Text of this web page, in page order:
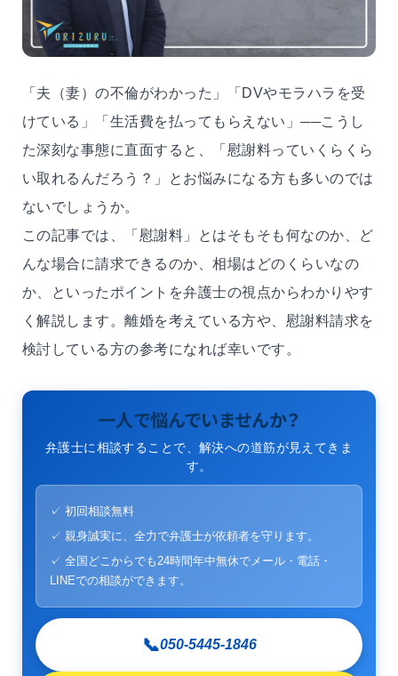
「夫（妻）の不倫がわかった」「DVやモラハラを受
けている」「生活費を払ってもらえない」──こうし
た深刻な事態に直面すると、「慰謝料っていくらくら
い取れるんだろう？」とお悩みになる方も多いのでは
ないでしょうか。
この記事では、「慰謝料」とはそもそも何なのか、ど
んな場合に請求できるのか、相場はどのくらいなの
か、といったポイントを弁護士の視点からわかりやす
く解説します。離婚を考えている方や、慰謝料請求を
検討している方の参考になれば幸いです。
一人で悩んでいませんか？
弁護士に相談することで、解決への道筋が見えてきま
す。
✓ 初回相談無料
✓ 親身誠実に、全力で弁護士が依頼者を守ります。
✓ 全国どこからでも24時間年中無休でメール・電話・
LINEでの相談ができます。
📞050-5445-1846